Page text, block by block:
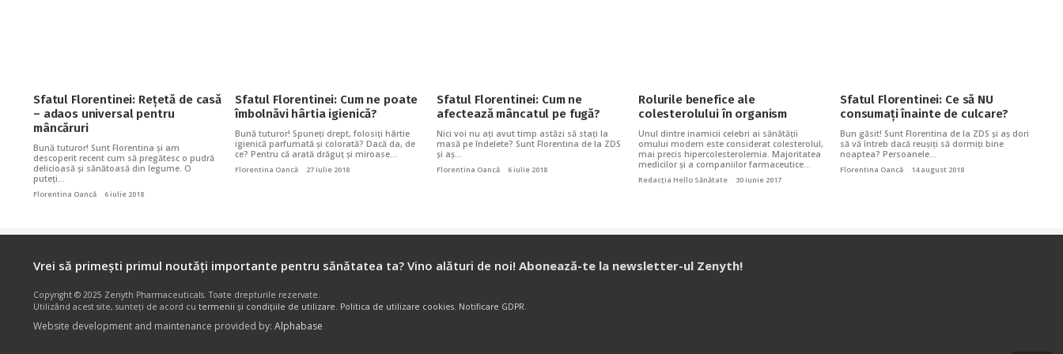
Sfatul Florentinei: Rețetă de casă
– adaos universal pentru
mâncăruri
Bună tuturor! Sunt Florentina și am
descoperit recent cum să pregătesc o pudră
delicioasă și sănătoasă din legume. O
puteți…
Florentina Oancă 6 iulie 2018
Sfatul Florentinei: Cum ne poate
îmbolnăvi hârtia igienică?
Bună tuturor! Spuneți drept, folosiți hârtie
igienică parfumată și colorată? Dacă da, de
ce? Pentru că arată drăguț și miroase…
Florentina Oancă 27 iulie 2018
Sfatul Florentinei: Cum ne
afectează mâncatul pe fugă?
Nici voi nu ați avut timp astăzi să stați la
masă pe îndelete? Sunt Florentina de la ZDS
și aș…
Florentina Oancă 6 iulie 2018
Rolurile benefice ale
colesterolului în organism
Unul dintre inamicii celebri ai sănătății
omului modern este considerat colesterolul,
mai precis hipercolesterolemia. Majoritatea
medicilor și a companiilor farmaceutice…
Redacția Hello Sănătate 30 iunie 2017
Sfatul Florentinei: Ce să NU
consumați înainte de culcare?
Bun găsit! Sunt Florentina de la ZDS și aș dori
să vă întreb dacă reușiți să dormiți bine
noaptea? Persoanele…
Florentina Oancă 14 august 2018
Vrei să primești primul noutăți importante pentru sănătatea ta? Vino alături de noi! Abonează-te la newsletter-ul Zenyth!
Copyright © 2025 Zenyth Pharmaceuticals. Toate drepturile rezervate.
Utilizând acest site, sunteți de acord cu termenii și condițiile de utilizare. Politica de utilizare cookies. Notificare GDPR.
Website development and maintenance provided by: Alphabase